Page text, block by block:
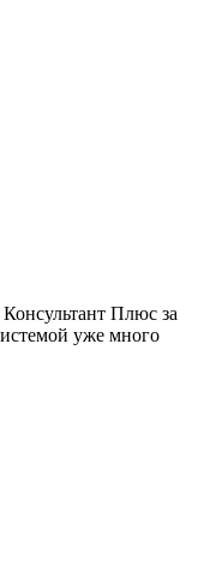
Плюс за
уже много